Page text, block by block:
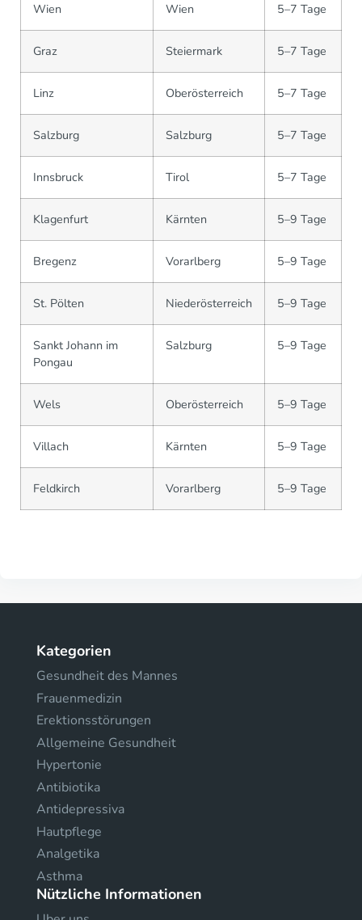
Wien Wien 5–7 Tage
Graz Steiermark 5–7 Tage
Linz Oberösterreich 5–7 Tage
Salzburg Salzburg 5–7 Tage
Innsbruck Tirol 5–7 Tage
Klagenfurt Kärnten 5–9 Tage
Bregenz Vorarlberg 5–9 Tage
St. Pölten Niederösterreich 5–9 Tage
Sankt Johann im
Pongau
Salzburg 5–9 Tage
Wels Oberösterreich 5–9 Tage
Villach Kärnten 5–9 Tage
Feldkirch Vorarlberg 5–9 Tage
Kategorien
Gesundheit des Mannes
Frauenmedizin
Erektionsstörungen
Allgemeine Gesundheit
Hypertonie
Antibiotika
Antidepressiva
Hautpflege
Analgetika
Asthma
Nützliche Informationen